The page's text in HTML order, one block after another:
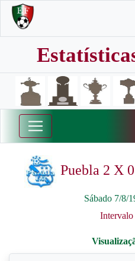
Puebla 2 X
Sábado 7/8/